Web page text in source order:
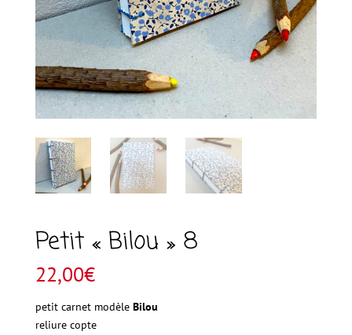
Petit « Bilou » 8
22,00€
petit carnet modèle Bilou
reliure copte